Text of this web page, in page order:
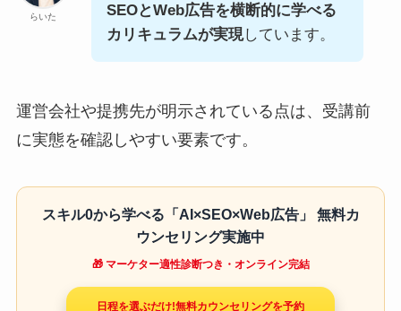
らいた
SEOとWeb広告を横断的に学べる
カリキュラムが実現しています。
運営会社や提携先が明示されている点は、受講前
に実態を確認しやすい要素です。
スキル0から学べる「AI×SEO×Web広告」 無料カ
ウンセリング実施中
🎁 マーケター適性診断つき・オンライン完結
日程を選ぶだけ!無料カウンセリングを予約